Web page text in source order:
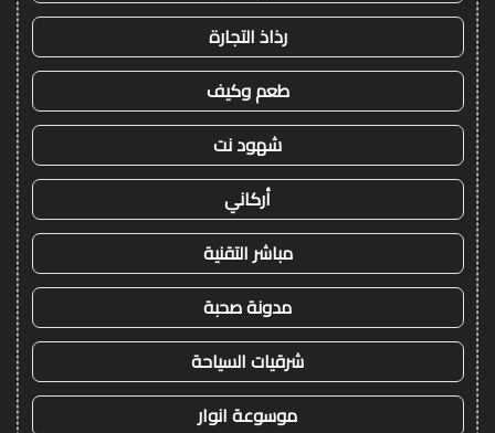
رذاذ التجارة
طعم وكيف
شهود نت
أركاني
مباشر التقنية
مدونة صحبة
شرقيات السياحة
موسوعة انوار